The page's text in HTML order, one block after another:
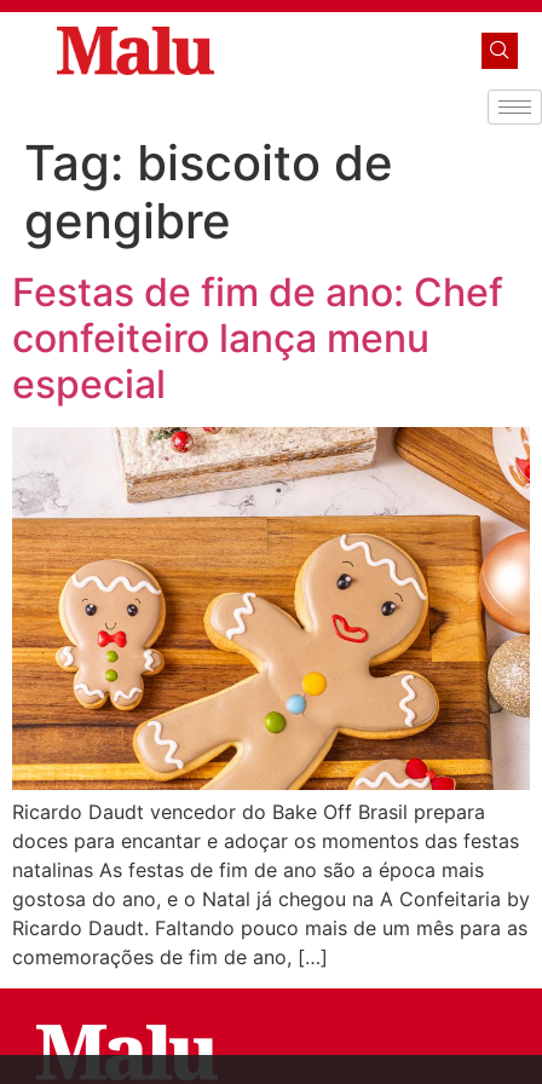
Tag: biscoito de
gengibre
Festas de fim de ano: Chef
confeiteiro lança menu
especial
Ricardo Daudt vencedor do Bake Off Brasil prepara
doces para encantar e adoçar os momentos das festas
natalinas As festas de fim de ano são a época mais
gostosa do ano, e o Natal já chegou na A Confeitaria by
Ricardo Daudt. Faltando pouco mais de um mês para as
comemorações de fim de ano, […]